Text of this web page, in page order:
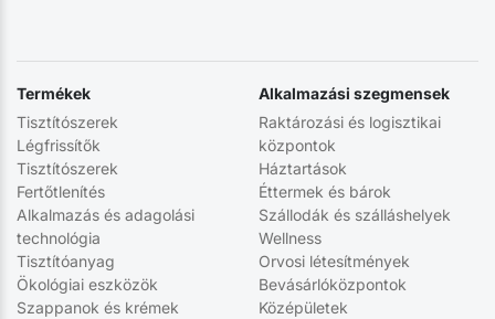
Termékek
Tisztítószerek
Légfrissítők
Tisztítószerek
Fertőtlenítés
Alkalmazás és adagolási
technológia
Tisztítóanyag
Ökológiai eszközök
Szappanok és krémek
Alkalmazási szegmensek
Raktározási és logisztikai
központok
Háztartások
Éttermek és bárok
Szállodák és szálláshelyek
Wellness
Orvosi létesítmények
Bevásárlóközpontok
Középületek